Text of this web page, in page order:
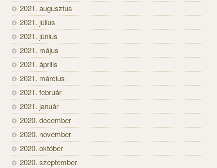
2021. augusztus
2021. július
2021. június
2021. május
2021. április
2021. március
2021. február
2021. január
2020. december
2020. november
2020. október
2020. szeptember